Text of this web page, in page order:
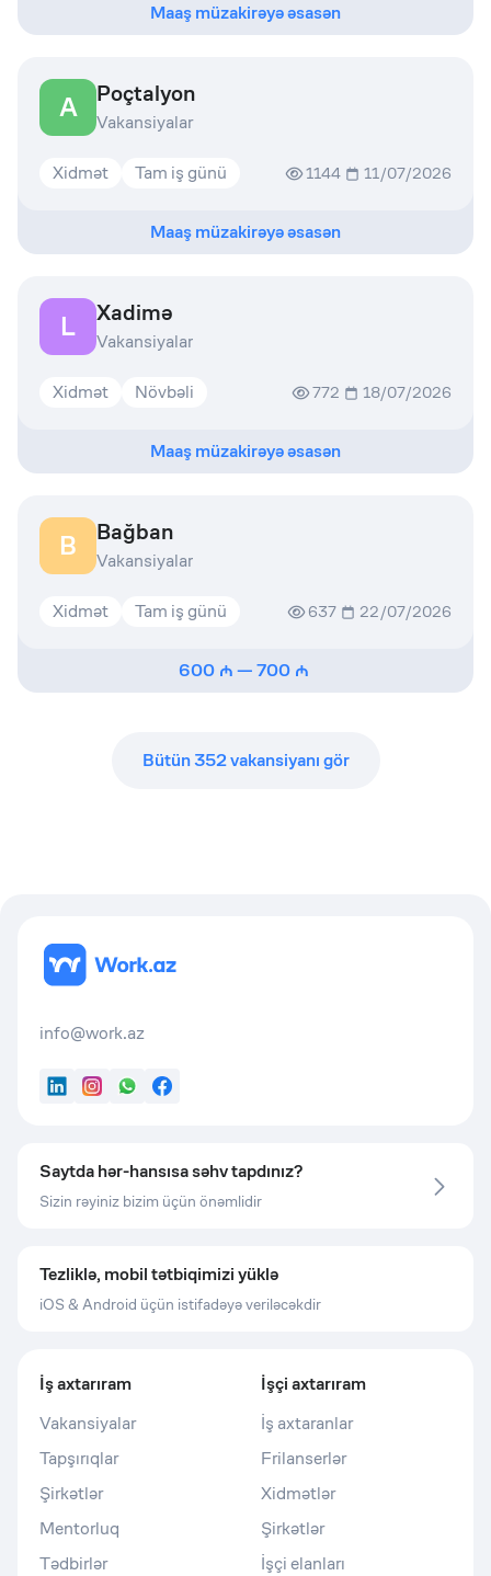
Maaş müzakirəyə əsasən
A Poçtalyon
Vakansiyalar
Xidmət Tam iş günü 1144 11/07/2026
Maaş müzakirəyə əsasən
L Xadimə
Vakansiyalar
Xidmət Növbəli 772 18/07/2026
Maaş müzakirəyə əsasən
B Bağban
Vakansiyalar
Xidmət Tam iş günü 637 22/07/2026
600 —700
Bütün352vakansiyanı gör
info@work.az
LinkedInInstagram
WhatsApp
Facebook
Saytda hər-hansısa səhv tapdınız?
Sizin rəyiniz bizim üçün önəmlidir
Tezliklə, mobil tətbiqimizi yüklə
iOS & Android üçün istifadəyə veriləcəkdir
İş axtarıram
Vakansiyalar
Tapşırıqlar
Şirkətlər
Mentorluq
Tədbirlər
İşçi axtarıram
İş axtaranlar
Frilanserlər
Xidmətlər
Şirkətlər
İşçi elanları